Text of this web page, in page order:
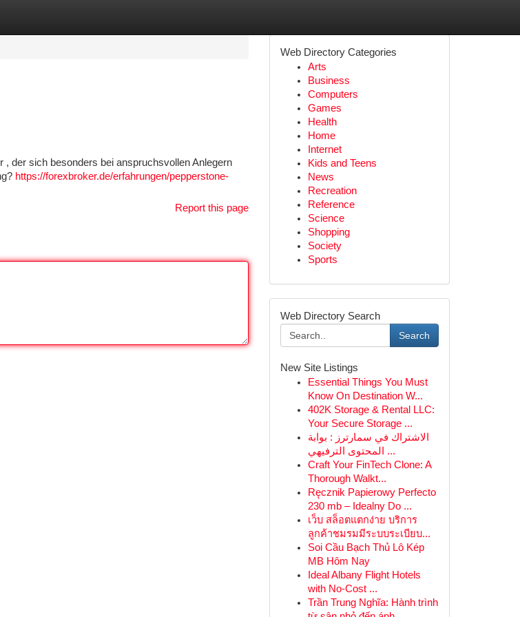
der sich besonders bei anspruchsvollen Anlegern
https://forexbroker.de/erfahrungen/pepperstone-
Report this page
Web Directory Categories
Arts
Business
Computers
Games
Health
Home
Internet
Kids and Teens
News
Recreation
Reference
Science
Shopping
Society
Sports
Web Directory Search
Search
New Site Listings
Essential Things You Must
Know On Destination W...
402K Storage & Rental LLC:
Your Secure Storage ...
الاشتراك في سمارترز : بوابة
المحتوى الترفيهي ...
Craft Your FinTech Clone: A
Thorough Walkt...
Ręcznik Papierowy Perfecto
230 mb – Idealny Do ...
เว็บ สล็อตแตกง่าย บริการ
ลูกค้าชมรมมีระบบระเบียบ...
Soi Cầu Bạch Thủ Lô Kép
MB Hôm Nay
Ideal Albany Flight Hotels
with No-Cost ...
Trần Trung Nghĩa: Hành trình